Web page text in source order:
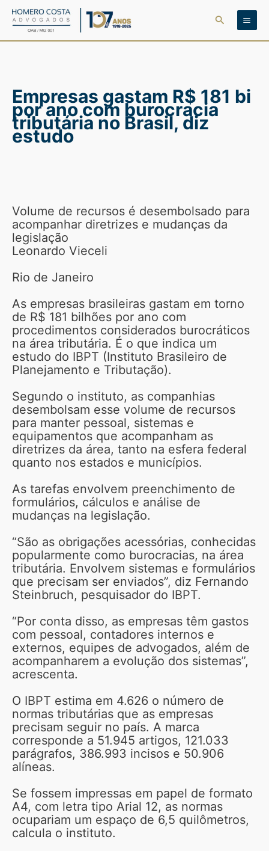
para
Pesquisar
Empresas gastam R$ 181 bi
por ano com burocracia
tributária no Brasil, diz
estudo
Volume de recursos é desembolsado para
acompanhar diretrizes e mudanças da
legislação
Leonardo Vieceli
Rio de Janeiro
As empresas brasileiras gastam em torno
de R$ 181 bilhões por ano com
procedimentos considerados burocráticos
na área tributária. É o que indica um
estudo do IBPT (Instituto Brasileiro de
Planejamento e Tributação).
Segundo o instituto, as companhias
desembolsam esse volume de recursos
para manter pessoal, sistemas e
equipamentos que acompanham as
diretrizes da área, tanto na esfera federal
quanto nos estados e municípios.
As tarefas envolvem preenchimento de
formulários, cálculos e análise de
mudanças na legislação.
“São as obrigações acessórias, conhecidas
popularmente como burocracias, na área
tributária. Envolvem sistemas e formulários
que precisam ser enviados”, diz Fernando
Steinbruch, pesquisador do IBPT.
“Por conta disso, as empresas têm gastos
com pessoal, contadores internos e
externos, equipes de advogados, além de
acompanharem a evolução dos sistemas”,
acrescenta.
O IBPT estima em 4.626 o número de
normas tributárias que as empresas
precisam seguir no país. A marca
corresponde a 51.945 artigos, 121.033
parágrafos, 386.993 incisos e 50.906
alíneas.
Se fossem impressas em papel de formato
A4, com letra tipo Arial 12, as normas
ocupariam um espaço de 6,5 quilômetros,
calcula o instituto.